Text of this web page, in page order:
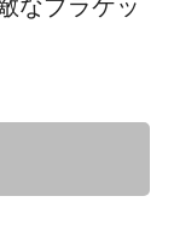
なブラケッ